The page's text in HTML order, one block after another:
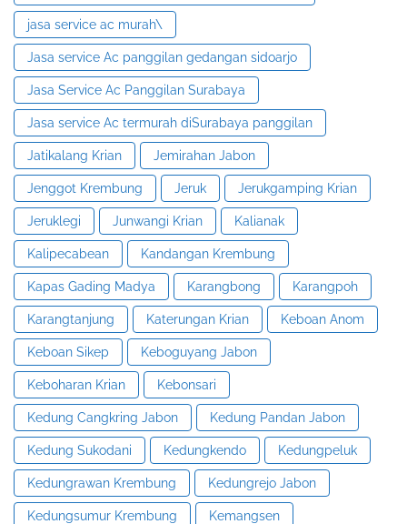
jasa service ac murah\
Jasa service Ac panggilan gedangan sidoarjo
Jasa Service Ac Panggilan Surabaya
Jasa service Ac termurah diSurabaya panggilan
Jatikalang Krian Jemirahan Jabon
Jenggot Krembung Jeruk Jerukgamping Krian
Jeruklegi Junwangi Krian Kalianak
Kalipecabean Kandangan Krembung
Kapas Gading Madya Karangbong Karangpoh
Karangtanjung Katerungan Krian Keboan Anom
Keboan Sikep Keboguyang Jabon
Keboharan Krian Kebonsari
Kedung Cangkring Jabon Kedung Pandan Jabon
Kedung Sukodani Kedungkendo Kedungpeluk
Kedungrawan Krembung Kedungrejo Jabon
Kedungsumur Krembung Kemangsen